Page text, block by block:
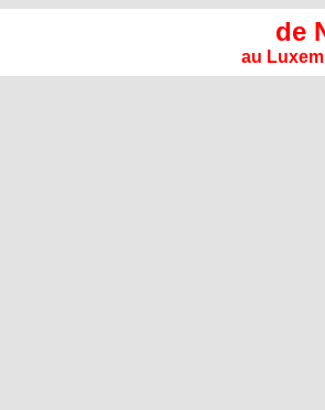
de
au